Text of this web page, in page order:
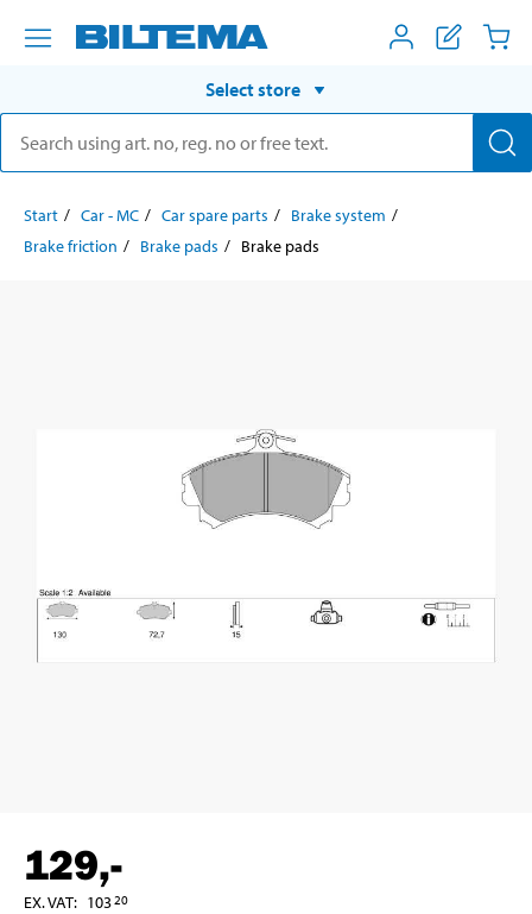
Select store
Start Car - MC Car spare parts
Brake system
Brake friction
Brake pads Brake pads
129,-
EX. VAT: 10320